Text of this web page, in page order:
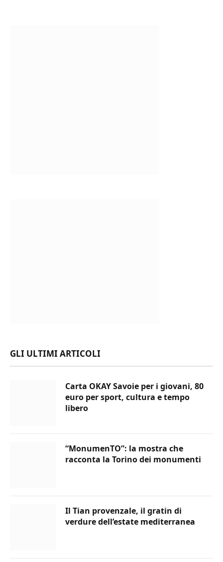
GLI ULTIMI ARTICOLI
Carta OKAY Savoie per i giovani, 80
euro per sport, cultura e tempo
libero
“MonumenTO”: la mostra che
racconta la Torino dei monumenti
Il Tian provenzale, il gratin di
verdure dell’estate mediterranea